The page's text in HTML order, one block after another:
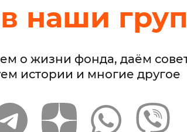
наши
о жизни фонда, даём
истории и многие другое